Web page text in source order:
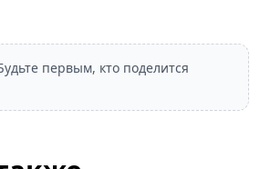
первым, кто поделится